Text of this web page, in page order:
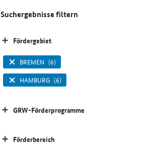
Suchergebnisse filtern
Fördergebiet
BREMEN (6)
HAMBURG (6)
GRW-Förderprogramme
Förderbereich